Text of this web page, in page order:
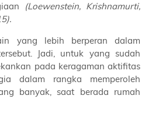
(Loewenstein, Krishnamurti,
yang lebih berperan dalam
Jadi, untuk yang sudah
pada keragaman aktifitas
dalam rangka memperoleh
banyak, saat berada rumah